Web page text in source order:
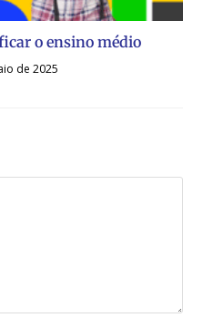
o ensino médio
de 2025